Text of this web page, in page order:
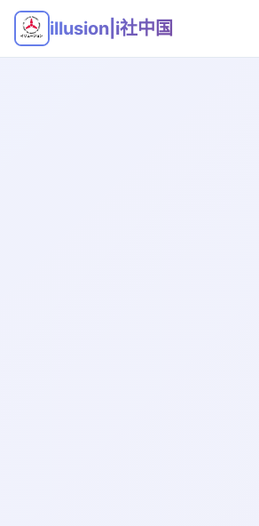
illusion|i社中国